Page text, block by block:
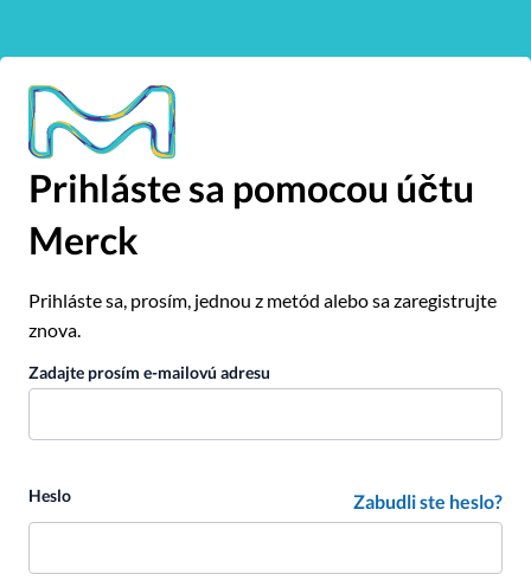
Prihláste sa pomocou účtu
Merck
Prihláste sa, prosím, jednou z metód alebo sa zaregistrujte
znova.
Zadajte prosím e-mailovú adresu
Heslo Zabudli ste heslo?